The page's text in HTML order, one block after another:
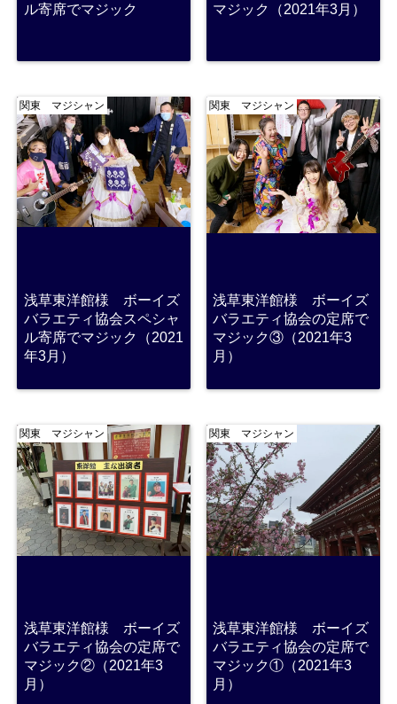
ル寄席でマジック
マジック（2021年3月）
関東 マジシャン
浅草東洋館様 ボーイズ
バラエティ協会スペシャ
ル寄席でマジック（2021
年3月）
関東 マジシャン
浅草東洋館様 ボーイズ
バラエティ協会の定席で
マジック③（2021年3
月）
関東 マジシャン
浅草東洋館様 ボーイズ
バラエティ協会の定席で
マジック②（2021年3
月）
関東 マジシャン
浅草東洋館様 ボーイズ
バラエティ協会の定席で
マジック①（2021年3
月）